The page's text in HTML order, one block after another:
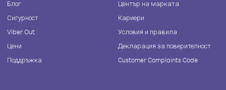
Блог
Сигурност
Viber Out
Цени
Поддръжка
Център на марката
Кариери
Условия и правила
Декларация за поверителност
Customer Complaints Code